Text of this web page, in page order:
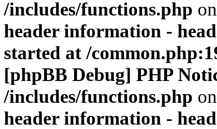
/includes/functions.php
header information -
started at /
[phpBB Debug] PHP
/includes/functions.php
header information -